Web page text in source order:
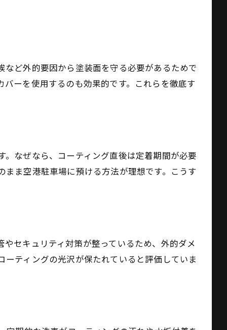
ど外的要因から塗装面を守る必要があるためで
ーを使用するのも効果的です。これらを徹底す
なぜなら、コーティング直後は定着期間が必要
ま空港駐車場に預ける方法が理想です。こうす
セキュリティ対策が整っているため、外的ダメ
ティングの光沢が保たれていると評価していま